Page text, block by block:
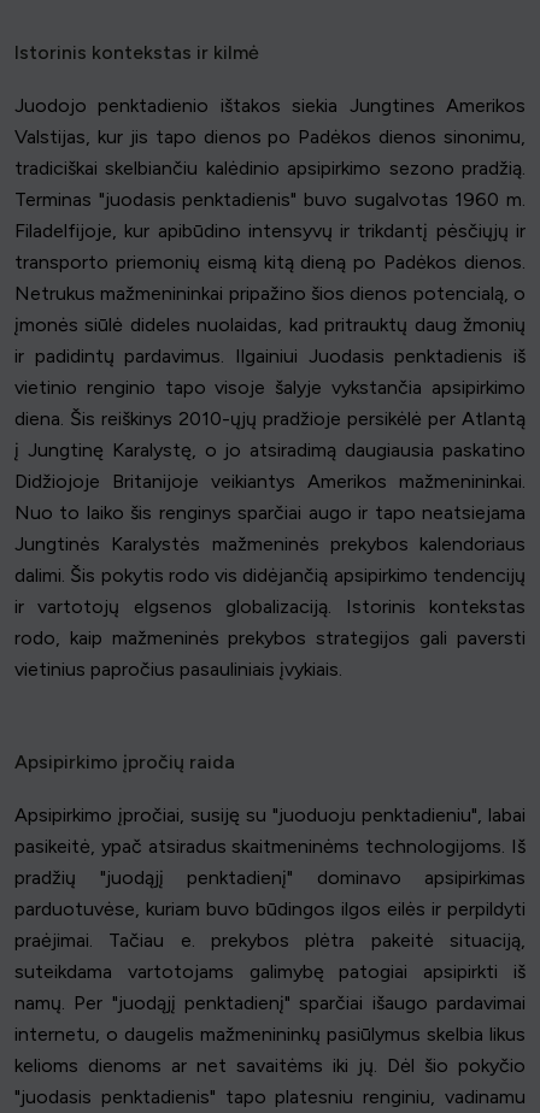
Istorinis kontekstas ir kilmė
Juodojo penktadienio ištakos siekia Jungtines Amerikos
Valstijas, kur jis tapo dienos po Padėkos dienos sinonimu,
tradiciškai skelbiančiu kalėdinio apsipirkimo sezono pradžią.
Terminas "juodasis penktadienis" buvo sugalvotas 1960 m.
Filadelfijoje, kur apibūdino intensyvų ir trikdantį pėsčiųjų ir
transporto priemonių eismą kitą dieną po Padėkos dienos.
Netrukus mažmenininkai pripažino šios dienos potencialą, o
įmonės siūlė dideles nuolaidas, kad pritrauktų daug žmonių
ir padidintų pardavimus. Ilgainiui Juodasis penktadienis iš
vietinio renginio tapo visoje šalyje vykstančia apsipirkimo
diena. Šis reiškinys 2010-ųjų pradžioje persikėlė per Atlantą
į Jungtinę Karalystę, o jo atsiradimą daugiausia paskatino
Didžiojoje Britanijoje veikiantys Amerikos mažmenininkai.
Nuo to laiko šis renginys sparčiai augo ir tapo neatsiejama
Jungtinės Karalystės mažmeninės prekybos kalendoriaus
dalimi. Šis pokytis rodo vis didėjančią apsipirkimo tendencijų
ir vartotojų elgsenos globalizaciją. Istorinis kontekstas
rodo, kaip mažmeninės prekybos strategijos gali paversti
vietinius papročius pasauliniais įvykiais.
Apsipirkimo įpročių raida
Apsipirkimo įpročiai, susiję su "juoduoju penktadieniu", labai
pasikeitė, ypač atsiradus skaitmeninėms technologijoms. Iš
pradžių "juodąjį penktadienį" dominavo apsipirkimas
parduotuvėse, kuriam buvo būdingos ilgos eilės ir perpildyti
praėjimai. Tačiau e. prekybos plėtra pakeitė situaciją,
suteikdama vartotojams galimybę patogiai apsipirkti iš
namų. Per "juodąjį penktadienį" sparčiai išaugo pardavimai
internetu, o daugelis mažmenininkų pasiūlymus skelbia likus
kelioms dienoms ar net savaitėms iki jų. Dėl šio pokyčio
"juodasis penktadienis" tapo platesniu renginiu, vadinamu